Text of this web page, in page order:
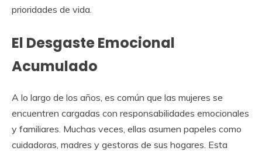
prioridades de vida.
El Desgaste Emocional
Acumulado
A lo largo de los años, es común que las mujeres se
encuentren cargadas con responsabilidades emocionales
y familiares. Muchas veces, ellas asumen papeles como
cuidadoras, madres y gestoras de sus hogares. Esta